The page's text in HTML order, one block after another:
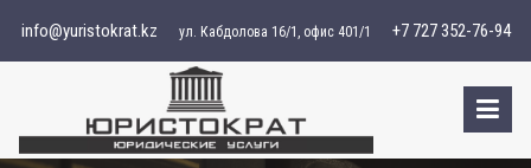
o
info@yuristokrat.kz ул. Кабдолова 16/1, офис 401/1 +7 727 352-76-94